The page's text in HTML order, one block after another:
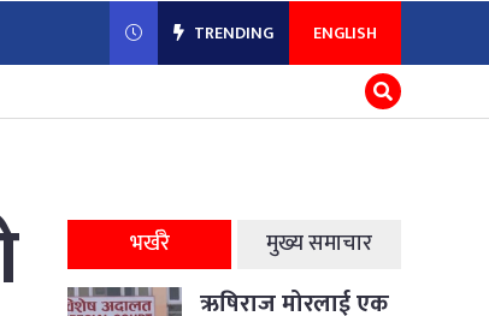
TRENDING ENGLISH
भर्खरै मुख्य समाचार
ऋषिराज मोरलाई एक